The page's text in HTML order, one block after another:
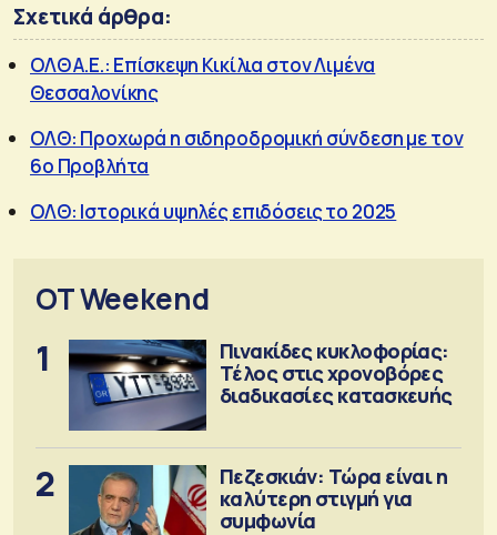
Σχετικά άρθρα:
ΟΛΘ Α.Ε.: Επίσκεψη Κικίλια στον Λιμένα
Θεσσαλονίκης
ΟΛΘ: Προχωρά η σιδηροδρομική σύνδεση με τον
6ο Προβλήτα
ΟΛΘ: Ιστορικά υψηλές επιδόσεις το 2025
OT Weekend
1
Πινακίδες κυκλοφορίας:
Τέλος στις χρονοβόρες
διαδικασίες κατασκευής
2
Πεζεσκιάν: Τώρα είναι η
καλύτερη στιγμή για
συμφωνία